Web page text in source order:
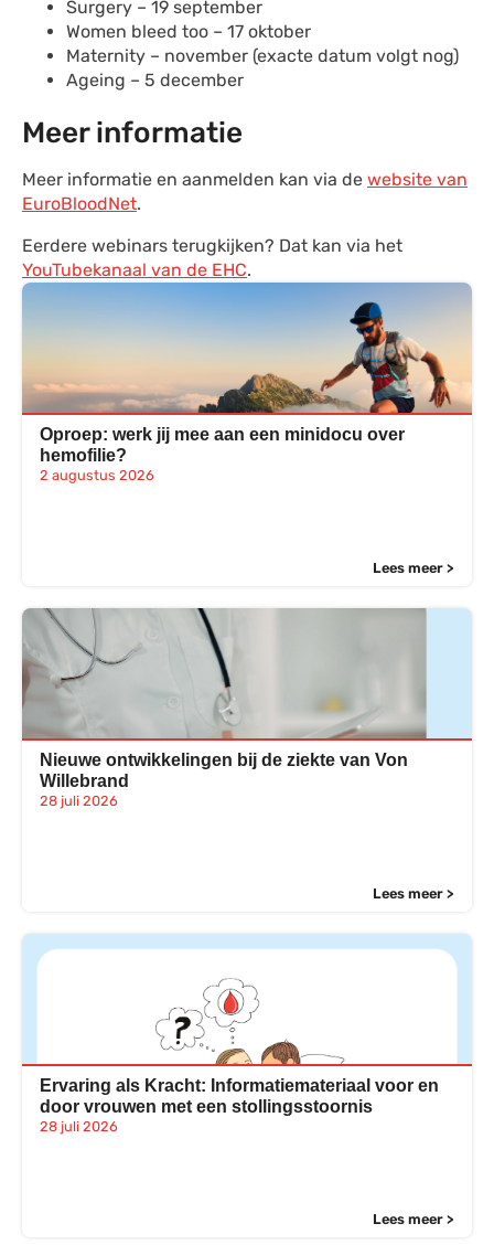
Surgery – 19 september
Women bleed too – 17 oktober
Maternity – november (exacte datum volgt nog)
Ageing – 5 december
Meer informatie
Meer informatie en aanmelden kan via de website van
EuroBloodNet.
Eerdere webinars terugkijken? Dat kan via het
YouTubekanaal van de EHC.
Oproep: werk jij mee aan een minidocu over
hemofilie?
2 augustus 2026
Lees meer >
Nieuwe ontwikkelingen bij de ziekte van Von
Willebrand
28 juli 2026
Lees meer >
Ervaring als Kracht: Informatiemateriaal voor en
door vrouwen met een stollingsstoornis
28 juli 2026
Lees meer >